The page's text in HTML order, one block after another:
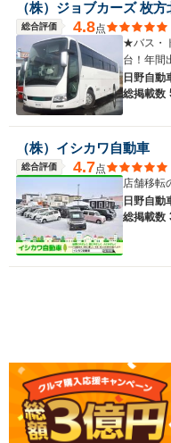
（株）ジョブカーズ 枚方
総合評価 4.8点
★バス・
台！年間
日野自動
総掲載数
（株）イシカワ自動車
総合評価 4.7点
店舗移転
日野自動
総掲載数